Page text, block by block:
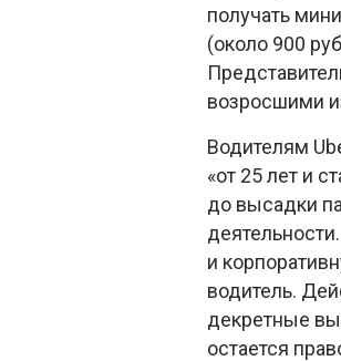
получать
(около 900
возросшими
Водителям
«от 25 лет и
до высадки
и
водитель.
декретные
остается